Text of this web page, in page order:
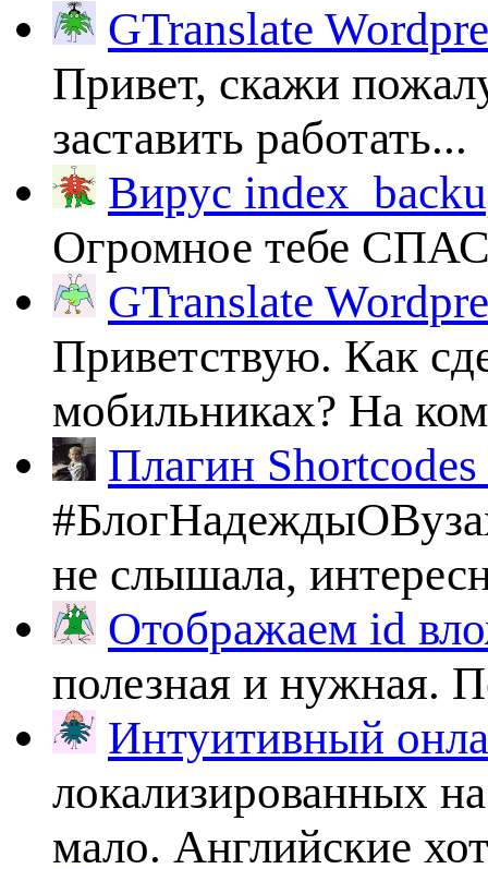
GTranslate
Привет, скажи
заставить работать...
Вирус
Огромное тебе
GTranslate
Приветствую. Как
мобильниках? На
Плагин
не слышала,
Отображаем id
полезная и нужная.
Интуитивный
локализированных
мало. Английские